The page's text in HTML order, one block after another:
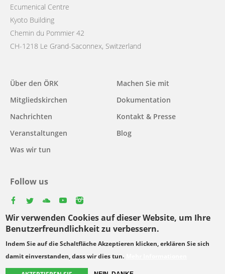
Wir verwenden Cookies auf dieser Website, um Ihre
Benutzerfreundlichkeit zu verbessern.
Indem Sie auf die Schaltfläche Akzeptieren klicken, erklären Sie sich
damit einverstanden, dass wir dies tun.
Ecumenical Centre
Kyoto Building
Chemin du Pommier 42
CH-1218 Le Grand-Saconnex, Switzerland
Main
navigation
Über den ÖRK
Mitgliedskirchen
Nachrichten
Veranstaltungen
Was wir tun
Machen Sie mit
Dokumentation
Kontakt & Presse
Blog
Follow us
Select
your
language
Footer
© Copyright WCC 2026
Bedingungen für die Nutzung
Datenschutzgrundsätze